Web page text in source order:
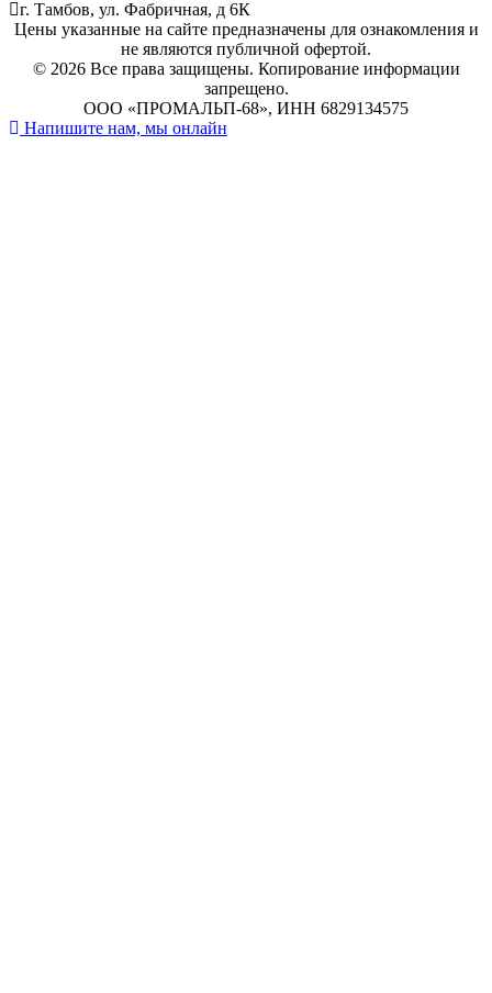
г. Тамбов, ул. Фабричная, д 6К
Цены указанные на сайте предназначены для ознакомления и
не являются публичной офертой.
© 2026 Все права защищены. Копирование информации
запрещено.
ООО «ПРОМАЛЬП-68», ИНН 6829134575
Напишите нам, мы онлайн